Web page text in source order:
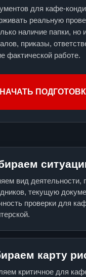
для кафе-
реальную
наличие папки, но
приказы,
фактической работе.
НАЧАТЬ
вид деятельности,
текущую
проверки для
карту
критичное для